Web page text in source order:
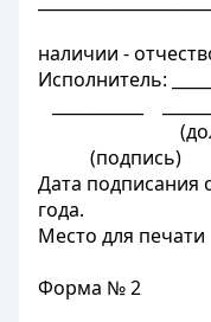
наличии -
Исполнитель:
(подпись)
Дата подписания
года.
Место для печати
Форма № 2